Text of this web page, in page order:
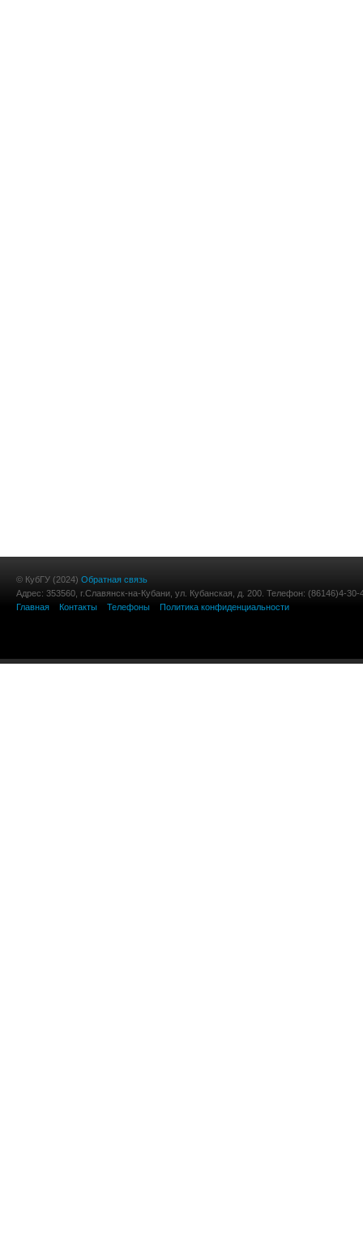
© КубГУ (2024) Обратная связь
Адрес: 353560, г.Славянск-на-Кубани, ул. Кубанская, д. 200. Телефон: (86146)4-30-
Главная
Контакты Телефоны Политика конфиденциальности